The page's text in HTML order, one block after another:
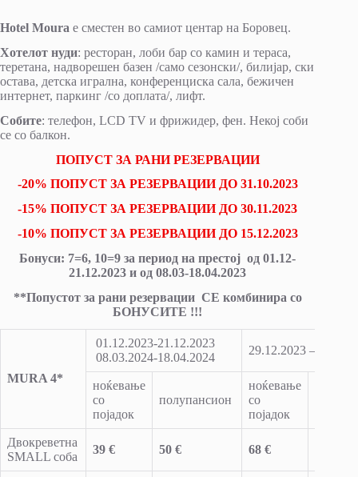
Hotel Moura е сместен во самиот центар на Боровец.
Хотелот нуди: ресторан, лоби бар со камин и тераса,
теретана, надворешен базен /само сезонски/, билијар, ски
остава, детска игрална, конференциска сала, бежичен
интернет, паркинг /со доплата/, лифт.
Собите: телефон, LCD TV и фрижидер, фен. Некој соби
се со балкон.
ПОПУСТ ЗА РАНИ РЕЗЕРВАЦИИ
-20% ПОПУСТ ЗА РЕЗЕРВАЦИИ ДО 31.10.2023
-15% ПОПУСТ ЗА РЕЗЕРВАЦИИ ДО 30.11.2023
-10% ПОПУСТ ЗА РЕЗЕРВАЦИИ ДО 15.12.2023
Бонуси: 7=6, 10=9 за период на престој од 01.12-
21.12.2023 и од 08.03-18.04.2023
**Попустот за рани резервации СЕ комбинира со
БОНУСИТЕ !!!
MURA 4*
01.12.2023-21.12.2023
08.03.2024-18.04.2024
29.12.2023 –
ноќевање
со
појадок
полупансион
ноќевање
со
појадок
Двокреветна
SMALL соба
39 € 50 € 68 €